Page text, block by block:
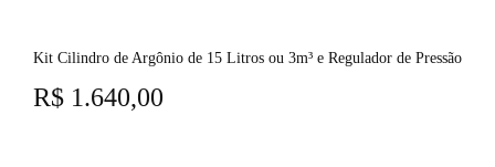
Kit Cilindro de Argônio de 15 Litros ou 3m³ e Regulador de Pressão
R$ 1.640,00